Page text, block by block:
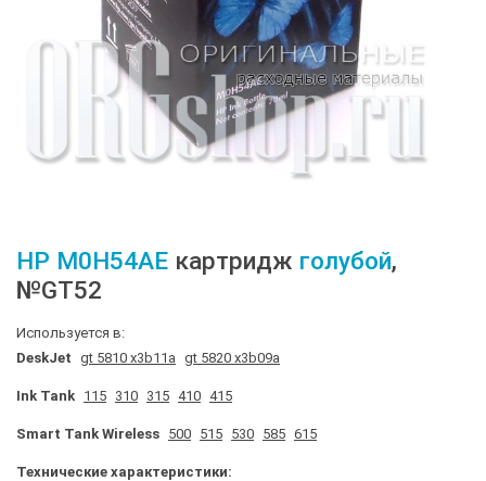
HP M0H54AE картридж голубой,
№GT52
Используется в:
DeskJet gt 5810 x3b11a gt 5820 x3b09a
Ink Tank 115 310 315 410 415
Smart Tank Wireless 500 515 530 585 615
Технические характеристики: